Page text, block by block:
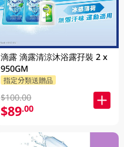
滴露 滴露清涼沐浴露孖裝 2 x
950GM
指定分類送贈品
$100.00
$89.00